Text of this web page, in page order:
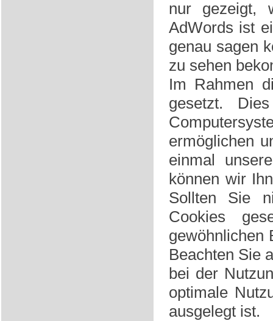
nur gezeigt,
AdWords ist
genau sagen
zu sehen
Im Rahmen
gesetzt.
ermöglichen
einmal
können wir
Sollten Sie
Cookies
gewöhnlichen
Beachten Sie
bei der
optimale
ausgelegt ist.